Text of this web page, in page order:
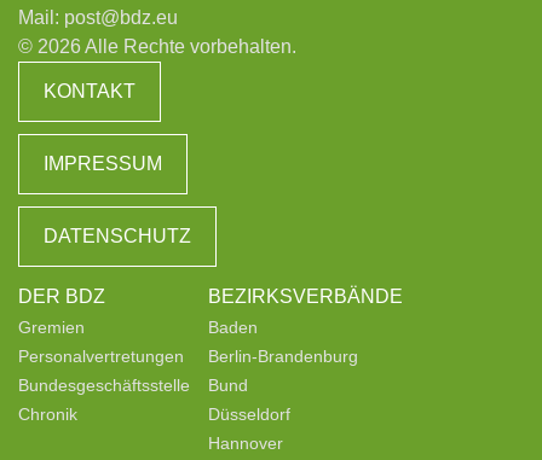
Mail: post@bdz.eu
© 2026 Alle Rechte vorbehalten.
KONTAKT
IMPRESSUM
DATENSCHUTZ
DER BDZ
Gremien
Personalvertretungen
Bundesgeschäftsstelle
Chronik
BEZIRKSVERBÄNDE
Baden
Berlin-Brandenburg
Bund
Düsseldorf
Hannover